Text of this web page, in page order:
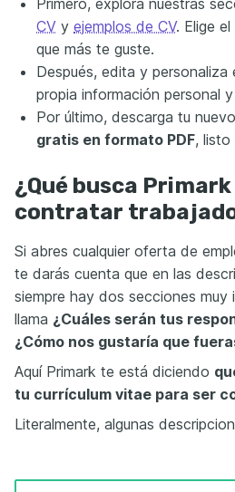
CV y ejemplos de CV. Elige
que más te guste.
Después, edita y
propia información personal
Por último, descarga tu nuevo
gratis en formato PDF, listo
¿Qué busca Primark
contratar
Si abres cualquier oferta de
te darás cuenta que en las
siempre hay dos secciones muy
llama ¿Cuáles serán tus
¿Cómo nos gustaría que
Aquí Primark te está diciendo
tu currículum vitae para ser
Literalmente, algunas